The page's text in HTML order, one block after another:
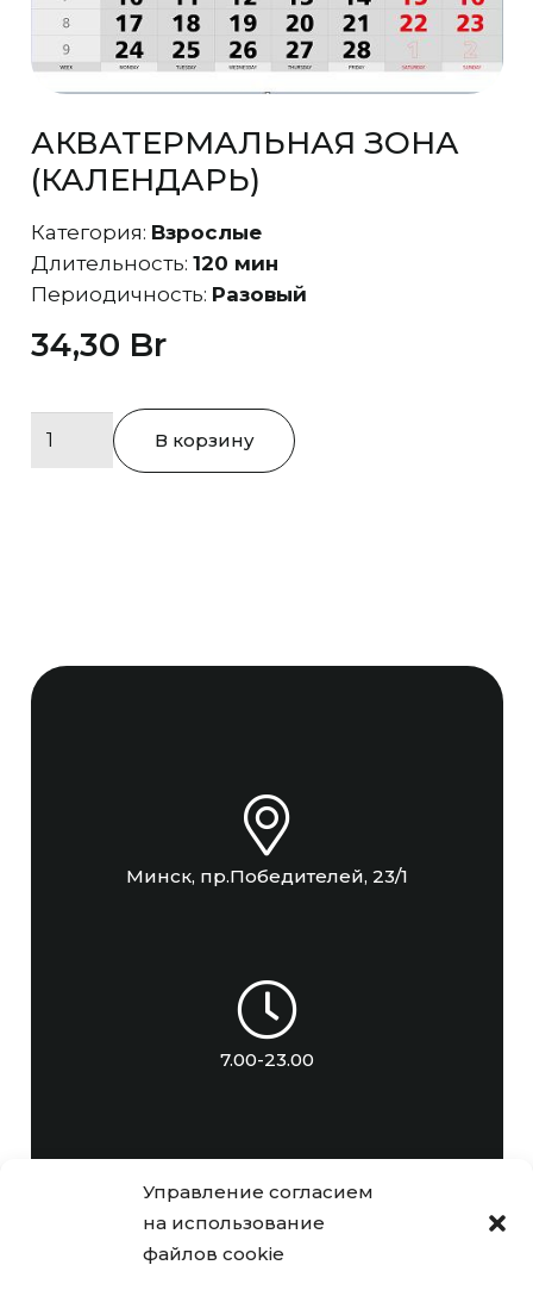
Управление согласием
на использование
файлов cookie
АКВАТЕРМАЛЬНАЯ ЗОНА
(КАЛЕНДАРЬ)
Категория: Взрослые
Длительность: 120 мин
Периодичность: Разовый
34,30 Br
Количество
В корзину
Минск, пр.Победителей, 23/1
7.00-23.00
info@focsport.by